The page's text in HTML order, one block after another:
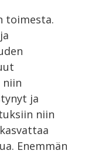
toimesta.
niin
ja
niin
Enemmän